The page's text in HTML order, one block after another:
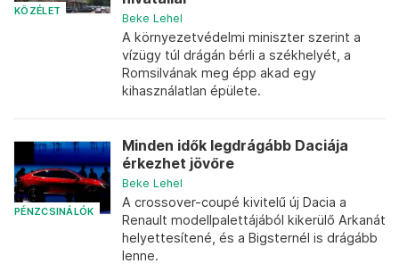
KÖZÉLET
Beke Lehel
A környezetvédelmi miniszter szerint a
vízügy túl drágán bérli a székhelyét, a
Romsilvának meg épp akad egy
kihasználatlan épülete.
PÉNZCSINÁLÓK
Minden idők legdrágább Daciája
érkezhet jövőre
Beke Lehel
A crossover-coupé kivitelű új Dacia a
Renault modellpalettájából kikerülő Arkanát
helyettesítené, és a Bigsternél is drágább
lenne.